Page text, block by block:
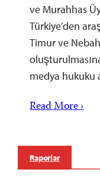
ve Murahhas
Türkiye’den
Timur ve
medya hukuku
Read More ›
Raporlar